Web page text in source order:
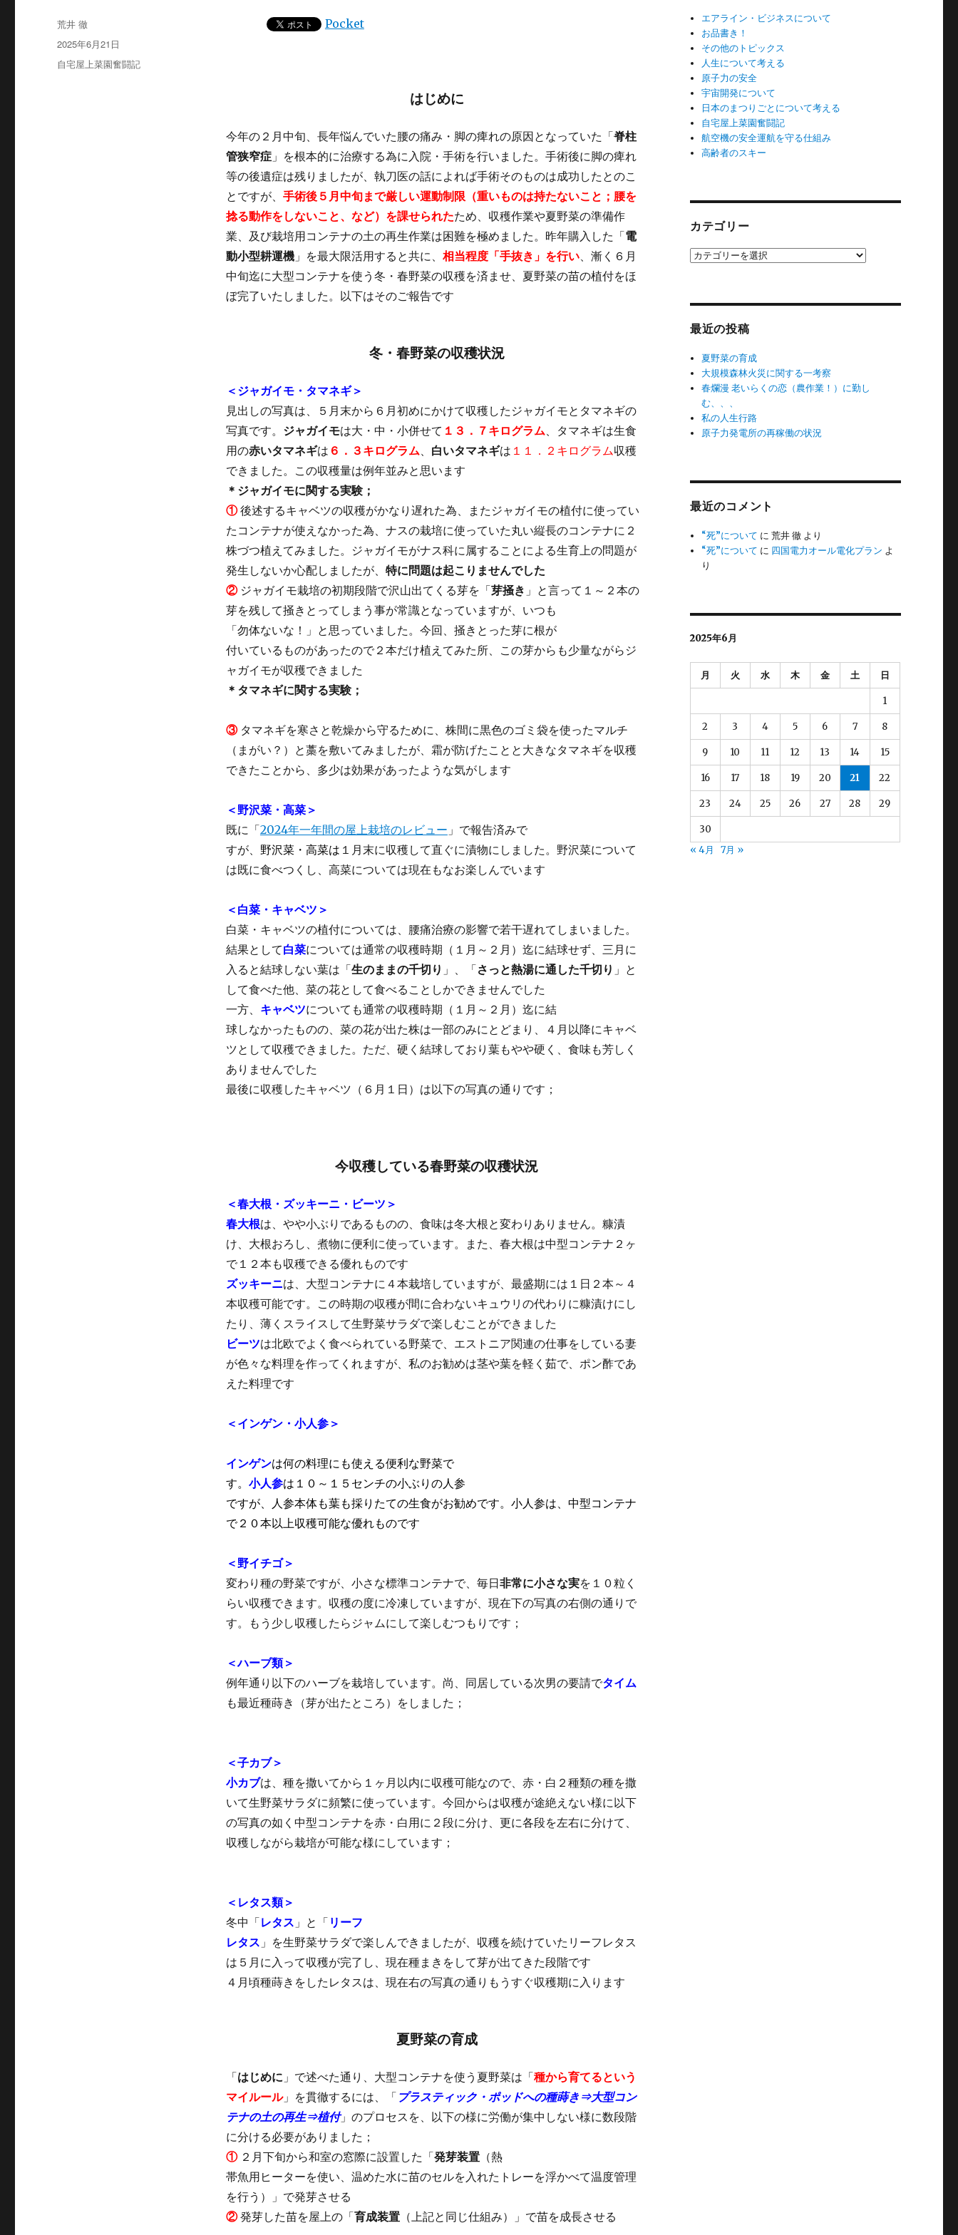
Pocket
はじめに
今年の２月中旬、長年悩んでいた腰の痛み・脚の痺れの原因となっていた「脊柱
管狭窄症」を根本的に治療する為に入院・手術を行いました。手術後に脚の痺れ
等の後遺症は残りましたが、執刀医の話によれば手術そのものは成功したとのこ
とですが、 手術後５月中旬まで厳しい運動制限（重いものは持たないこと；腰を
捻る動作をしないこと、など）を課せられたため、収穫作業や夏野菜の準備作
業、及び栽培用コンテナの土の再生作業は困難を極めました。昨年購入した「電
動小型耕運機」を最大限活用すると共に、 相当程度「手抜き」を行い、漸く６月
中旬迄に大型コンテナを使う冬・春野菜の収穫を済ませ、夏野菜の苗の植付をほ
ぼ完了いたしました。以下はそのご報告です
冬・春野菜の収穫状況
＜ジャガイモ・タマネギ＞
見出しの写真は、５月末から６月初めにかけて収穫したジャガイモとタマネギの
写真です。 ジャガイモは大・中・小併せて １３．７キログラム、タマネギは生食
用の赤いタマネギは ６．３キログラム、 白いタマネギは １１．２キログラム収穫
できました。この収穫量は例年並みと思います
＊ジャガイモに関する実験；
①後述するキャベツの収穫がかなり遅れた為、またジャガイモの植付に使ってい
たコンテナが使えなかった為、ナスの栽培に使っていた丸い縦長のコンテナに２
株づつ植えてみました。ジャガイモがナス科に属することによる生育上の問題が
発生しないか心配しましたが、 特に問題は起こりませんでした
②ジャガイモ栽培の初期段階で沢山出てくる芽を「芽掻き 」と言って１～２本の
芽を残して掻きとってしまう事が常識となっていますが、いつも
「勿体ないな！」と思っていました。今回、掻きとった芽に根が
付いているものがあったので２本だけ植えてみた所、この芽からも少量ながらジ
ャガイモが収穫できました
＊タマネギに関する実験；
③タマネギを寒さと乾燥から守るために、株間に黒色のゴミ袋を使ったマルチ
（まがい？）と藁を敷いてみましたが、霜が防げたことと大きなタマネギを収穫
できたことから、多少は効果があったような気がします
＜野沢菜・高菜＞
既に「2024年一年間の屋上栽培のレビュー 」で報告済みで
すが、 野沢菜・高菜は １月末に収穫して直ぐに漬物にしました。野沢菜について
は既に食べつくし、高菜については現在もなお楽しんでいます
＜白菜・キャベツ＞
白菜・キャベツの植付については、腰痛治療の影響で若干遅れてしまいました。
結果として白菜については通常の収穫時期（１月～２月）迄に結球せず、三月に
入ると結球しない葉は「生のままの千切り 」、「さっと熱湯に通した千切り 」と
して食べた他、菜の花として食べることしかできませんでした
一方、 キャベツについても通常の収穫時期（１月～２月）迄に結
球しなかったものの、菜の花が出た株は一部のみにとどまり、４月以降にキャベ
ツとして収穫できました。ただ、硬く結球しており葉もやや硬く、食味も芳しく
ありませんでした
最後に収穫したキャベツ（６月１日）は以下の写真の通りです；
今収穫している春野菜の収穫状況
＜春大根・ズッキーニ・ビーツ＞
春大根は、やや小ぶりであるものの、食味は冬大根と変わりありません。糠漬
け、大根おろし、煮物に便利に使っています。また、春大根は中型コンテナ２ヶ
で１２本も収穫できる優れものです
ズッキーニは、大型コンテナに４本栽培していますが、最盛期には１日２本～４
本収穫可能です。この時期の収穫が間に合わないキュウリの代わりに糠漬けにし
たり、薄くスライスして生野菜サラダで楽しむことができました
ビーツは北欧でよく食べられている野菜で、エストニア関連の仕事をしている妻
が色々な料理を作ってくれますが、私のお勧めは茎や葉を軽く茹で、ポン酢であ
えた料理です
＜インゲン・小人参＞
インゲンは何の料理にも使える便利な野菜で
す。 小人参は１０～１５センチの小ぶりの人参
ですが、人参本体も葉も採りたての生食がお勧めです。小人参は、中型コンテナ
で２０本以上収穫可能な優れものです
＜野イチゴ＞
変わり種の野菜ですが、小さな標準コンテナで、毎日非常に小さな実を１０粒く
らい収穫できます。収穫の度に冷凍していますが、現在下の写真の右側の通りで
す。もう少し収穫したらジャムにして楽しむつもりです；
＜ハーブ類＞
例年通り以下のハーブを栽培しています。尚、同居している次男の要請でタイム
も最近種蒔き（芽が出たところ）をしました；
＜子カブ＞
小カブは、種を撒いてから１ヶ月以内に収穫可能なので、赤・白２種類の種を撒
いて生野菜サラダに頻繁に使っています。今回からは収穫が途絶えない様に以下
の写真の如く中型コンテナを赤・白用に２段に分け、更に各段を左右に分けて、
収穫しながら栽培が可能な様にしています；
＜レタス類＞
冬中「レタス 」と「 リーフ
レタス 」を生野菜サラダで楽しんできましたが、収穫を続けていたリーフレタス
は５月に入って収穫が完了し、現在種まきをして芽が出てきた段階です
４月頃種蒔きをしたレタスは、現在右の写真の通りもうすぐ収穫期に入ります
夏野菜の育成
「はじめに 」で述べた通り、大型コンテナを使う夏野菜は「種から育てるという
マイルール」を貫徹するには、「 プラスティック・ポッドへの種蒔き⇒大型コン
テナの土の再生⇒植付」のプロセスを、以下の様に労働が集中しない様に数段階
に分ける必要がありました；
①２月下旬から和室の窓際に設置した「発芽装置（熱
帯魚用ヒーターを使い、温めた水に苗のセルを入れたトレーを浮かべて温度管理
を行う）」で発芽させる
②発芽した苗を屋上の「育成装置（上記と同じ仕組み）」で苗を成長させる
投
稿
荒井 徹
投
稿
日:
2025年6月21日
カ
自宅屋上菜園奮闘記
エアライン・ビジネスについて
お品書き！
その他のトピックス
人生について考える
原子力の安全
宇宙開発について
日本のまつりごとについて考える
自宅屋上菜園奮闘記
航空機の安全運航を守る仕組み
高齢者のスキー
カテゴリー
カ
最近の投稿
夏野菜の育成
大規模森林火災に関する一考察
春爛漫 老いらくの恋（農作業！）に勤し
む、、、
私の人生行路
原子力発電所の再稼働の状況
最近のコメント
“死”について に荒井 徹 より
“死”について に 四国電力オール電化プラン よ
り
2025年6月
月 火 水 木 金 土 日
1
2 3 4 5 6 7 8
9 10 11 12 13 14 15
16 17 18 19 20 21 22
23 24 25 26 27 28 29
30
« 4月
7月 »